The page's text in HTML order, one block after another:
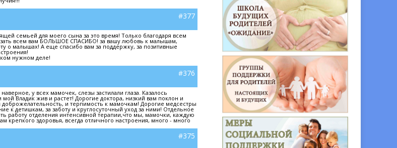
#377
семьей для моего сына за это время! Только благодаря всем
всем вам БОЛЬШОЕ СПАСИБО! за вашу любовь к малышам,
о малышах! А еще спасибо вам за поддержку, за позитивные
нужном деле!
#376
у всех мамочек, слезы застилали глаза. Казалось
Владик жив и растет! Дорогие доктора, низкий вам поклон и
и терпимость к мамочкам! Дорогие медсестры
к детишкам, за заботу и круглосуточный уход за ними! Отдельное
работу отделения интенсивной терапии,что мы, мамочки, каждую
здоровья, всегда отличного настроения, много - много
#375